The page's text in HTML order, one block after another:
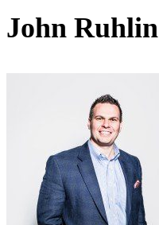
John Ruhlin